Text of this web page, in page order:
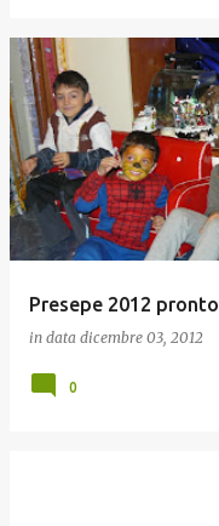
Presepe 2012 pronto
in data dicembre 03, 2012
0